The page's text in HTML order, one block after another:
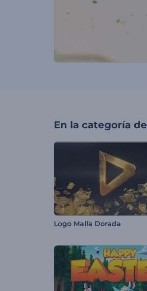
En la categoría de
Logo Malla Dorada